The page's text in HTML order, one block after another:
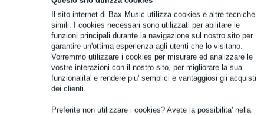
Il sito internet di Bax Music utilizza cookies e altre tecniche
simili. I cookies necessari sono utilizzati per abilitare le
funzioni principali durante la navigazione sul nostro sito per
garantire un'ottima esperienza agli utenti che lo visitano.
Vorremmo utilizzare i cookies per misurare ed analizzare le
vostre interazioni con il nostro sito, per migliorare la sua
funzionalita' e rendere piu' semplici e vantaggiosi gli acquisti
dei clienti.
Preferite non utilizzare i cookies? Avete la possibilita' nella
Aggiungi al carrello
Oltre 48.000 articoli disponibili